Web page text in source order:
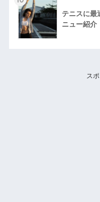
テニスに最
ニュー紹介
ス